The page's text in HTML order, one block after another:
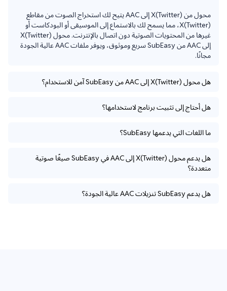
مجانًا.
هل محول X(Twitter) إلى AAC من SubEasy آمن للاستخدام؟
هل أحتاج إلى تثبيت برنامج لاستخدامها؟
ما اللغات التي يدعمها SubEasy؟
هل يدعم محول X(Twitter) إلى AAC في SubEasy صيغًا صوتية
متعددة؟
هل يدعم SubEasy تنزيلات AAC عالية الجودة؟